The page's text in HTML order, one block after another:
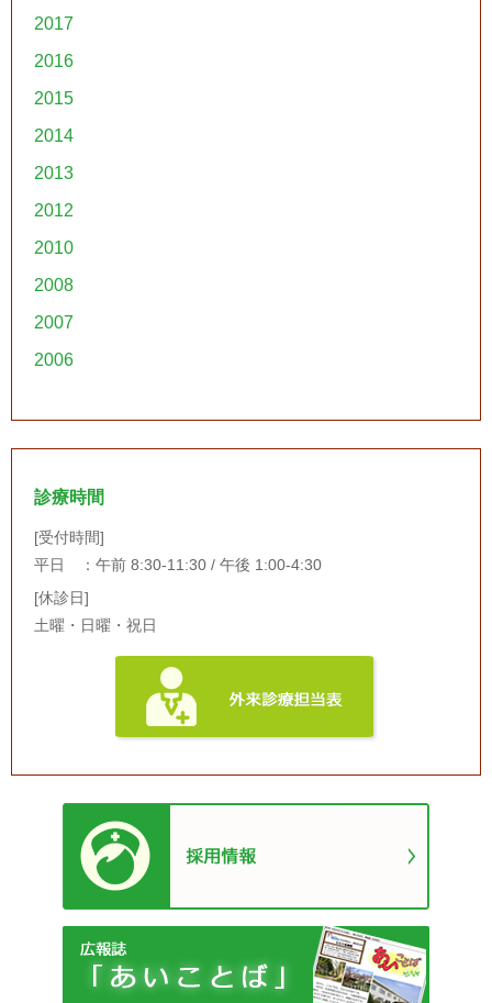
2017
2016
2015
2014
2013
2012
2010
2008
2007
2006
診療時間
[受付時間]
平日 ：午前 8:30-11:30 / 午後 1:00-4:30
[休診日]
土曜・日曜・祝日